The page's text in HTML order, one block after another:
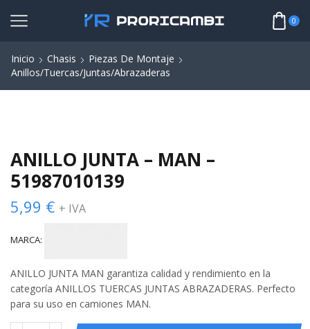
0
Inicio Chasis
Piezas De Montaje
Anillos/Tuercas/Juntas/Abrazaderas
ANILLO JUNTA – MAN –
51987010139
5,99 € + IVA
MARCA:
ANILLO JUNTA MAN garantiza calidad y rendimiento en la
categoría ANILLOS TUERCAS JUNTAS ABRAZADERAS. Perfecto
para su uso en camiones MAN.